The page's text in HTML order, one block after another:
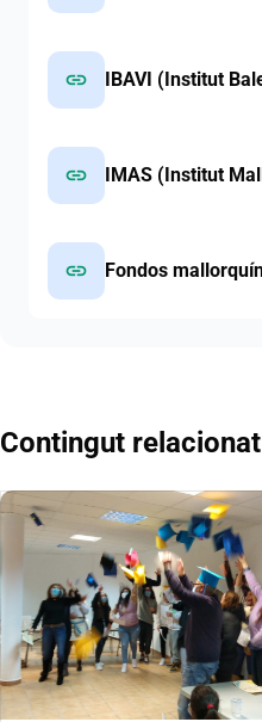
link IBAVI (Institut
link IMAS (Institut
link Fondos
Contingut relacionat